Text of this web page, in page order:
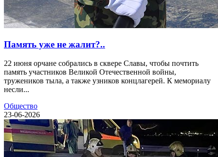
Память уже не жалит?..
22 июня орчане собрались в сквере Славы, чтобы почтить
память участников Великой Отечественной войны,
тружеников тыла, а также узников концлагерей. К мемориалу
несли...
Общество
23-06-2026